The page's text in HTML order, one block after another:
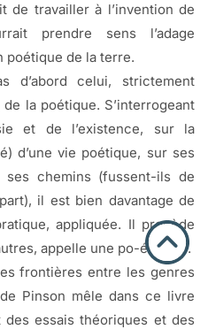
de travailler à l’invention de
prendre sens l’adage
poétique de la terre.
d’abord celui, strictement
la poétique. S’interrogeant
et de l’existence, sur la
d’une vie poétique, sur ses
chemins (fussent-ils de
il est bien davantage de
appliquée. Il procède
appelle une po-éthique.
frontières entre les genres
Pinson mêle dans ce livre
des essais théoriques et des